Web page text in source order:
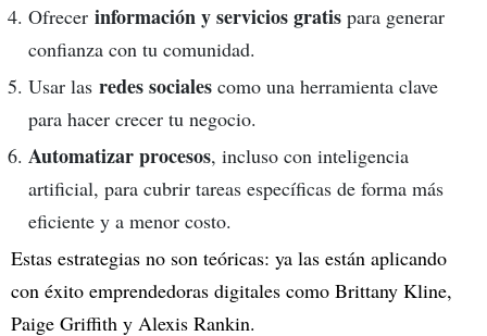
Ofrecer información y servicios gratis para generar
confianza con tu comunidad.
Usar las redes sociales como una herramienta clave
para hacer crecer tu negocio.
Automatizar procesos, incluso con inteligencia
artificial, para cubrir tareas específicas de forma más
eficiente y a menor costo.
Estas estrategias no son teóricas: ya las están aplicando
con éxito emprendedoras digitales como Brittany Kline,
Paige Griffith y Alexis Rankin.